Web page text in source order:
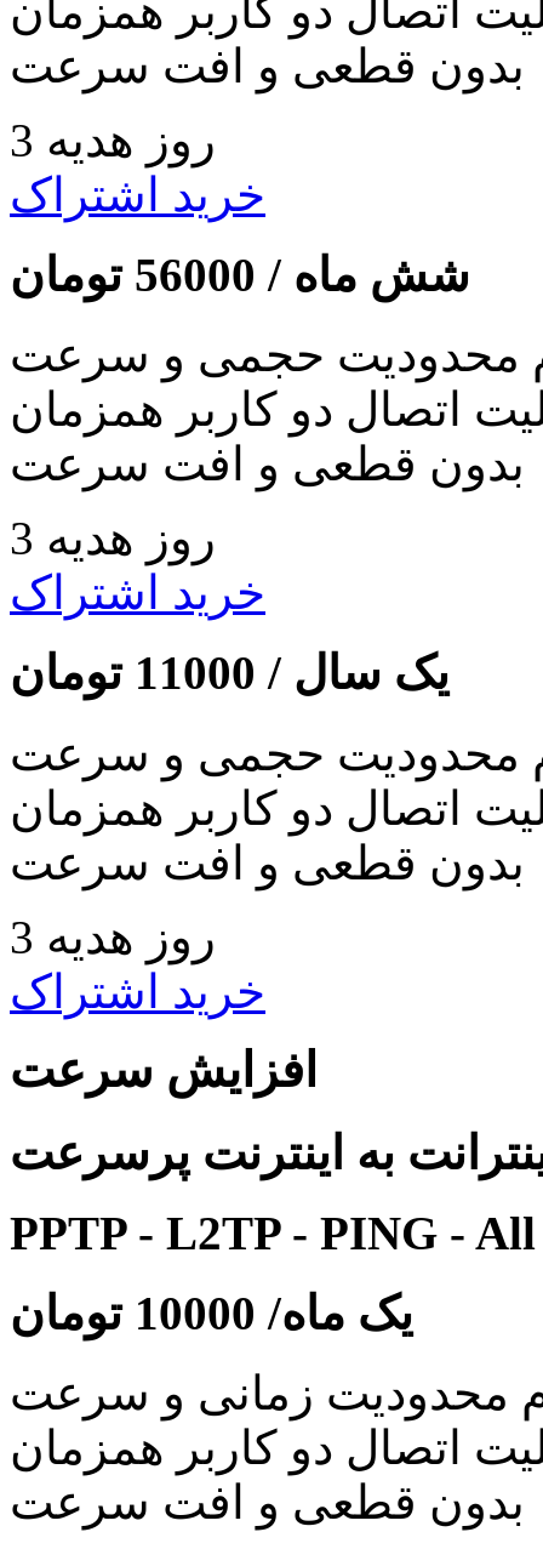
اتصال دو کاربر همزمان
بدون قطعی و افت سرعت
3 روز هدیه
خرید اشتراک
شش ماه / 56000 تومان
محدودیت حجمی و سرعت
اتصال دو کاربر همزمان
بدون قطعی و افت سرعت
3 روز هدیه
خرید اشتراک
یک سال / 11000 تومان
محدودیت حجمی و سرعت
اتصال دو کاربر همزمان
بدون قطعی و افت سرعت
3 روز هدیه
خرید اشتراک
افزایش سرعت
به اینترنت پرسرعت
PPTP - L2TP - PING -
یک ماه/ 10000 تومان
محدودیت زمانی و سرعت
اتصال دو کاربر همزمان
بدون قطعی و افت سرعت